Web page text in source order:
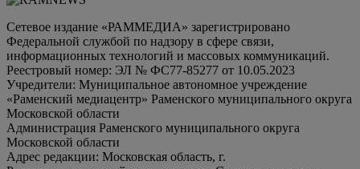
Сетевое издание «РАММЕДИА» зарегистрировано
Федеральной службой по надзору в сфере связи,
информационных технологий и массовых коммуникаций.
Реестровый номер: ЭЛ № ФС77-85277 от 10.05.2023
Учредители: Муниципальное автономное учреждение
«Раменский медиацентр» Раменского муниципального округа
Московской области
Администрация Раменского муниципального округа
Московской области
Адрес редакции: Московская область, г.